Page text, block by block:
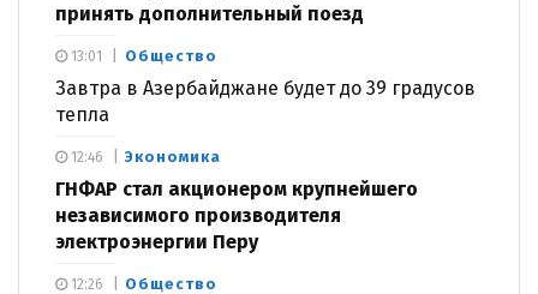
принять дополнительный поезд
Общество
Завтра в Азербайджане будет до 39 градусов
тепла
13:01
Экономика
ГНФАР стал акционером крупнейшего
независимого производителя
электроэнергии Перу
12:46
Общество
12:26